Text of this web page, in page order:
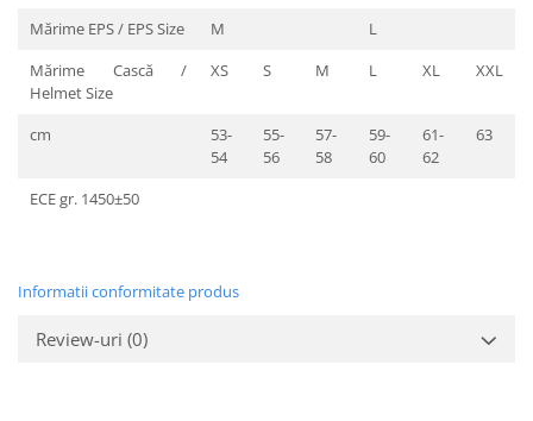
Mărime EPS / EPS Size
M
L
Mărime Cască /
Helmet Size
XS S M L XL XXL
cm
53-
54
55-
56
57-
58
59-
60
61-
62
63
ECE gr. 1450±50
Informatii conformitate produs
Review-uri (0)